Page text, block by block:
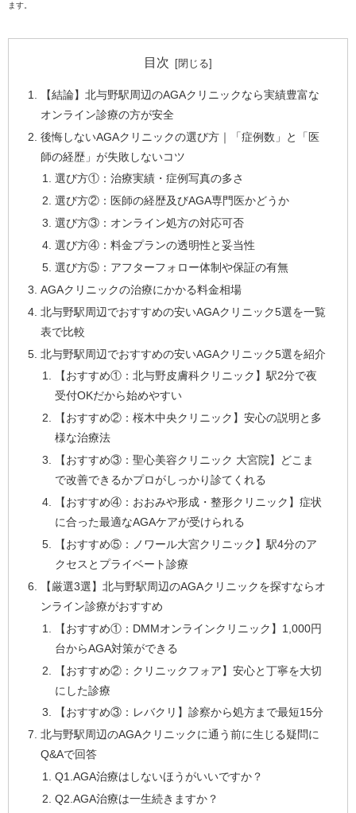
ます。
目次
【結論】北与野駅周辺のAGAクリニックなら実績豊富な
オンライン診療の方が安全
後悔しないAGAクリニックの選び方｜「症例数」と「医
師の経歴」が失敗しないコツ
選び方①：治療実績・症例写真の多さ
選び方②：医師の経歴及びAGA専門医かどうか
選び方③：オンライン処方の対応可否
選び方④：料金プランの透明性と妥当性
選び方⑤：アフターフォロー体制や保証の有無
AGAクリニックの治療にかかる料金相場
北与野駅周辺でおすすめの安いAGAクリニック5選を一覧
表で比較
北与野駅周辺でおすすめの安いAGAクリニック5選を紹介
【おすすめ①：北与野皮膚科クリニック】駅2分で夜
受付OKだから始めやすい
【おすすめ②：桜木中央クリニック】安心の説明と多
様な治療法
【おすすめ③：聖心美容クリニック 大宮院】どこま
で改善できるかプロがしっかり診てくれる
【おすすめ④：おおみや形成・整形クリニック】症状
に合った最適なAGAケアが受けられる
【おすすめ⑤：ノワール大宮クリニック】駅4分のア
クセスとプライベート診療
【厳選3選】北与野駅周辺のAGAクリニックを探すならオ
ンライン診療がおすすめ
【おすすめ①：DMMオンラインクリニック】1,000円
台からAGA対策ができる
【おすすめ②：クリニックフォア】安心と丁寧を大切
にした診療
【おすすめ③：レバクリ】診察から処方まで最短15分
北与野駅周辺のAGAクリニックに通う前に生じる疑問に
Q&Aで回答
Q1.AGA治療はしないほうがいいですか？
Q2.AGA治療は一生続きますか？